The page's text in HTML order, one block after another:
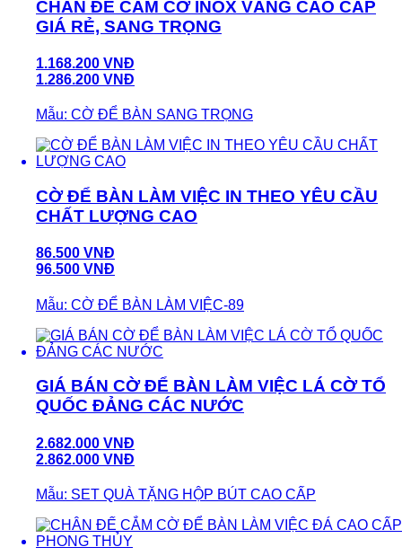
CHÂN ĐẾ CẮM CỜ INOX VÀNG CAO CẤP
GIÁ RẺ, SANG TRỌNG
1.168.200 VNĐ
1.286.200 VNĐ
Mẫu: CỜ ĐỂ BÀN SANG TRỌNG
CỜ ĐỂ BÀN LÀM VIỆC IN THEO YÊU CẦU
CHẤT LƯỢNG CAO
86.500 VNĐ
96.500 VNĐ
Mẫu: CỜ ĐỂ BÀN LÀM VIỆC-89
GIÁ BÁN CỜ ĐỂ BÀN LÀM VIỆC LÁ CỜ TỔ
QUỐC ĐẢNG CÁC NƯỚC
2.682.000 VNĐ
2.862.000 VNĐ
Mẫu: SET QUÀ TẶNG HỘP BÚT CAO CẤP